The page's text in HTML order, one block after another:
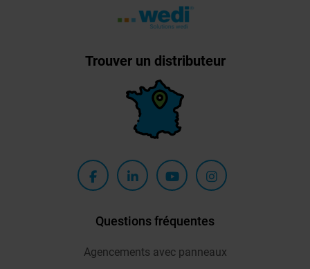
Trouver un distributeur
Questions fréquentes
Agencements avec panneaux